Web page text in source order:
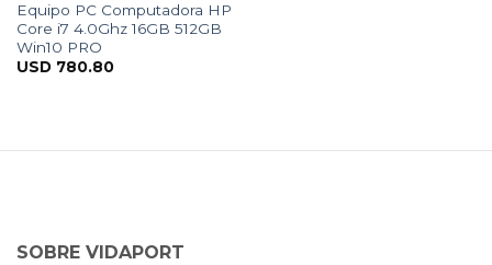
Equipo PC Computadora HP
Core i7 4.0Ghz 16GB 512GB
Win10 PRO
USD 780.80
SOBRE VIDAPORT